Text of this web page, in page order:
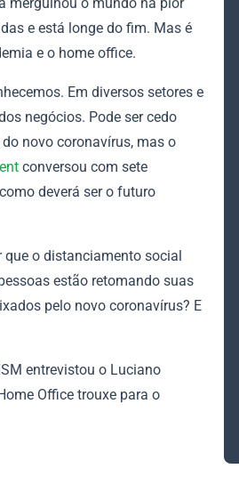
e está longe do fim. Mas é
e o home office.
Em diversos setores e
negócios. Pode ser cedo
novo coronavírus, mas o
conversou com sete
deverá ser o futuro
que o distanciamento social
estão retomando suas
pelo novo coronavírus? E
entrevistou o Luciano
Office trouxe para o